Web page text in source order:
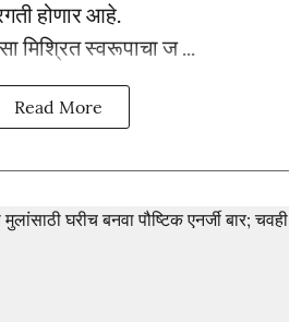
होणार आहे.
मिश्रित स्वरूपाचा ज ...
Read More